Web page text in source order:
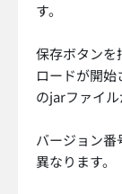
す。
保存ボタンを
ロードが開
のjarファイル
バージョン番
異なります。